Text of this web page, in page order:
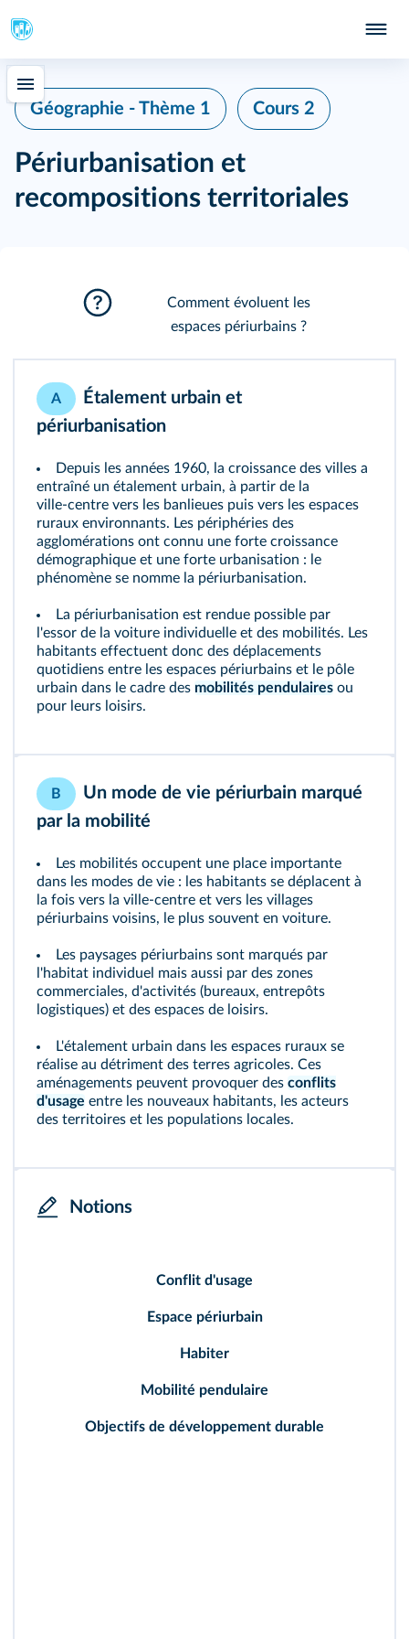
Géographie - Thème 1 Cours 2
Périurbanisation et
recompositions territoriales
Comment évoluent les
espaces périurbains ?
A
Étalement urbain et
périurbanisation
Depuis les années 1960, la croissance des villes a
entraîné un étalement urbain, à partir de la
ville‑centre vers les banlieues puis vers les espaces
ruraux environnants. Les périphéries des
agglomérations ont connu une forte croissance
démographique et une forte urbanisation : le
phénomène se nomme la périurbanisation.
La périurbanisation est rendue possible par
l'essor de la voiture individuelle et des mobilités. Les
habitants effectuent donc des déplacements
quotidiens entre les espaces périurbains et le pôle
urbain dans le cadre des mobilités pendulaires ou
pour leurs loisirs.
B
Un mode de vie périurbain marqué
par la mobilité
Les mobilités occupent une place importante
dans les modes de vie : les habitants se déplacent à
la fois vers la ville‑centre et vers les villages
périurbains voisins, le plus souvent en voiture.
Les paysages périurbains sont marqués par
l'habitat individuel mais aussi par des zones
commerciales, d'activités (bureaux, entrepôts
logistiques) et des espaces de loisirs.
L'étalement urbain dans les espaces ruraux se
réalise au détriment des terres agricoles. Ces
aménagements peuvent provoquer des conflits
d'usage entre les nouveaux habitants, les acteurs
des territoires et les populations locales.
Notions
Conflit d'usage
Espace périurbain
Habiter
Mobilité pendulaire
Objectifs de développement durable
Conflit d'usage
l'urbanisation dans un espace encore rural.
et l'individu. L'habiter implique l'ensemble des
etc.).